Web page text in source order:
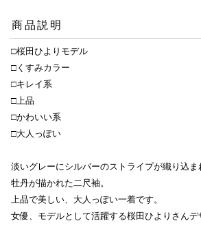
商品説明
□桜田ひよりモデル
□くすみカラー
□キレイ系
□上品
□かわいい系
□大人っぽい
淡いグレーにシルバーのストライプが織り込
牡丹が描かれた二尺袖。
上品で美しい、大人っぽい一着です。
女優、モデルとして活躍する桜田ひよりさんデ